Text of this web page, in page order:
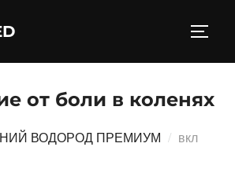
от боли в коленях
ВОДОРОД ПРЕМИУМ вкл